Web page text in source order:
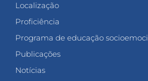
Localização
Proficiência
Programa de educação
Publicações
Notícias